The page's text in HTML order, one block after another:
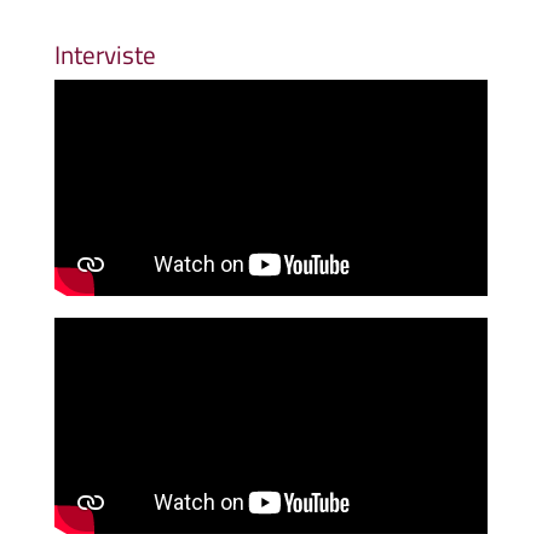
Interviste